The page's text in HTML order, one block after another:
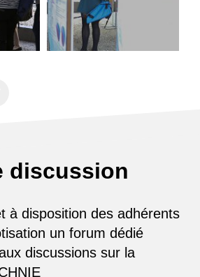
discussion
à disposition des adhérents
un forum dédié
discussions sur la